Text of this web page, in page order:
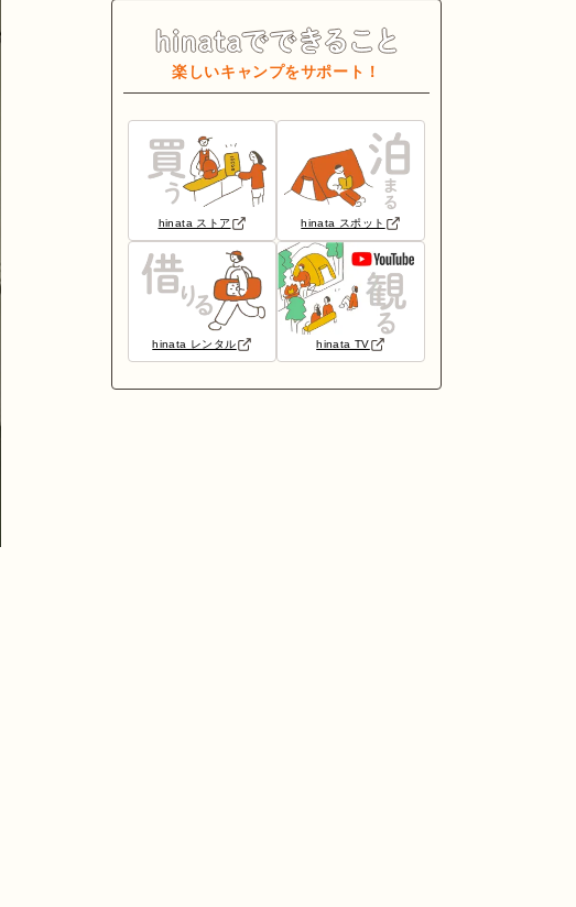
楽しいキャンプをサポート！
hinata ストア hinata スポット
hinata レンタル hinata TV